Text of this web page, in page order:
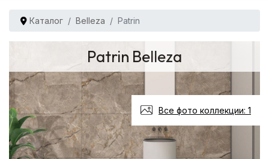
Каталог Belleza Patrin
Patrin Belleza
Все фото коллекции: 1